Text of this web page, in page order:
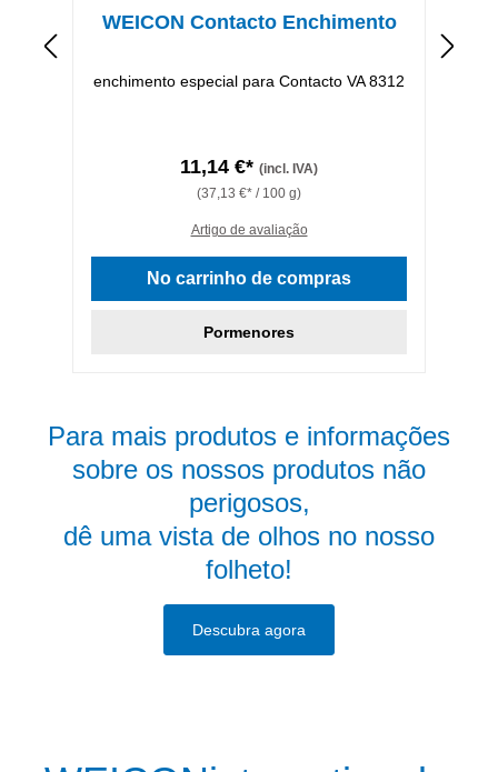
WEICON Contacto Enchimento
enchimento especial para Contacto VA 8312
11,14 €* (incl. IVA)
(37,13 €* / 100 g)
Artigo de avaliação
No carrinho de compras
Pormenores
Para mais produtos e informações
sobre os nossos produtos não
perigosos,
dê uma vista de olhos no nosso
folheto!
Descubra agora